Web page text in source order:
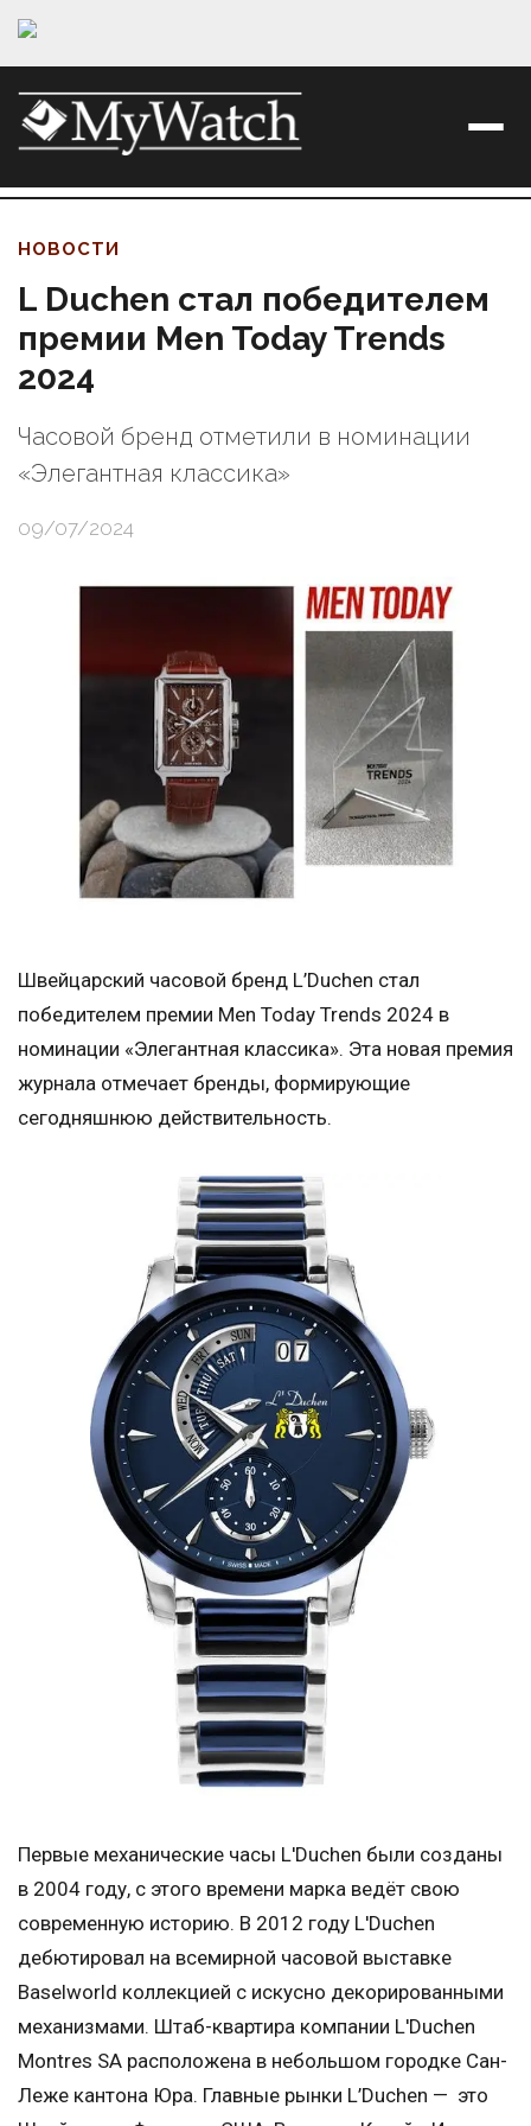
НОВОСТИ
L Duchen стал победителем
премии Men Today Trends
2024
Часовой бренд отметили в номинации
«Элегантная классика»
09/07/2024
Швейцарский часовой бренд L’Duchen стал
победителем премии Men Today Trends 2024 в
номинации «Элегантная классика». Эта новая премия
журнала отмечает бренды, формирующие
сегодняшнюю действительность.
Первые механические часы L'Duchen были созданы
в 2004 году, с этого времени марка ведёт свою
современную историю. В 2012 году L'Duchen
дебютировал на всемирной часовой выставке
Baselworld коллекцией с искусно декорированными
механизмами. Штаб-квартира компании L'Duchen
Montres SA расположена в небольшом городке Сан-
Леже кантона Юра. Главные рынки L’Duchen — это